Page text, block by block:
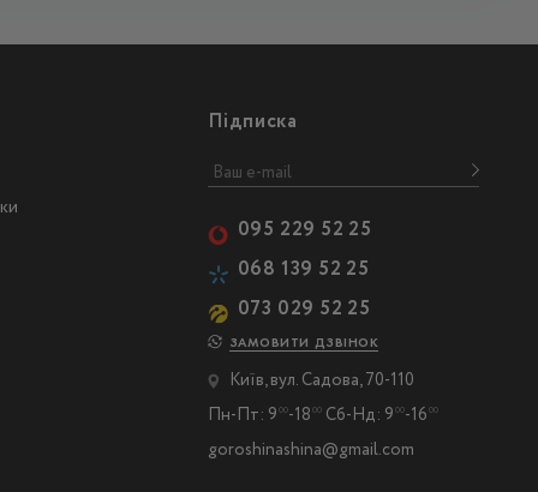
Підписка
095 229 52 25
068 139 52 25
073 029 52 25
ЗАМОВИТИ ДЗВІНОК
Київ, вул. Садова, 70-110
Пн-Пт: 9 00-18 00Сб-Нд: 9 00-16 00
goroshinashina@gmail.com